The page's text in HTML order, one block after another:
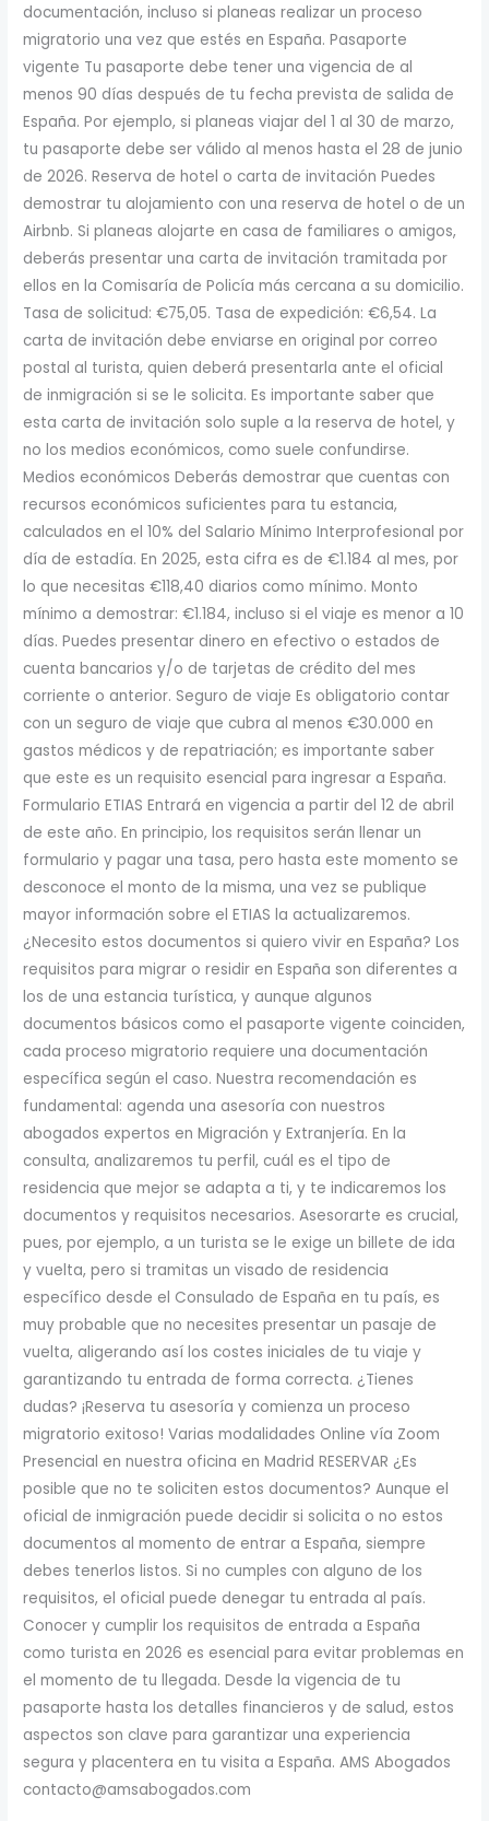
documentación, incluso si planeas realizar un proceso
migratorio una vez que estés en España. Pasaporte
vigente Tu pasaporte debe tener una vigencia de al
menos 90 días después de tu fecha prevista de salida de
España. Por ejemplo, si planeas viajar del 1 al 30 de marzo,
tu pasaporte debe ser válido al menos hasta el 28 de junio
de 2026. Reserva de hotel o carta de invitación Puedes
demostrar tu alojamiento con una reserva de hotel o de un
Airbnb. Si planeas alojarte en casa de familiares o amigos,
deberás presentar una carta de invitación tramitada por
ellos en la Comisaría de Policía más cercana a su domicilio.
Tasa de solicitud: €75,05. Tasa de expedición: €6,54. La
carta de invitación debe enviarse en original por correo
postal al turista, quien deberá presentarla ante el oficial
de inmigración si se le solicita. Es importante saber que
esta carta de invitación solo suple a la reserva de hotel, y
no los medios económicos, como suele confundirse.
Medios económicos Deberás demostrar que cuentas con
recursos económicos suficientes para tu estancia,
calculados en el 10% del Salario Mínimo Interprofesional por
día de estadía. En 2025, esta cifra es de €1.184 al mes, por
lo que necesitas €118,40 diarios como mínimo. Monto
mínimo a demostrar: €1.184, incluso si el viaje es menor a 10
días. Puedes presentar dinero en efectivo o estados de
cuenta bancarios y/o de tarjetas de crédito del mes
corriente o anterior. Seguro de viaje Es obligatorio contar
con un seguro de viaje que cubra al menos €30.000 en
gastos médicos y de repatriación; es importante saber
que este es un requisito esencial para ingresar a España.
Formulario ETIAS Entrará en vigencia a partir del 12 de abril
de este año. En principio, los requisitos serán llenar un
formulario y pagar una tasa, pero hasta este momento se
desconoce el monto de la misma, una vez se publique
mayor información sobre el ETIAS la actualizaremos.
¿Necesito estos documentos si quiero vivir en España? Los
requisitos para migrar o residir en España son diferentes a
los de una estancia turística, y aunque algunos
documentos básicos como el pasaporte vigente coinciden,
cada proceso migratorio requiere una documentación
específica según el caso. Nuestra recomendación es
fundamental: agenda una asesoría con nuestros
abogados expertos en Migración y Extranjería. En la
consulta, analizaremos tu perfil, cuál es el tipo de
residencia que mejor se adapta a ti, y te indicaremos los
documentos y requisitos necesarios. Asesorarte es crucial,
pues, por ejemplo, a un turista se le exige un billete de ida
y vuelta, pero si tramitas un visado de residencia
específico desde el Consulado de España en tu país, es
muy probable que no necesites presentar un pasaje de
vuelta, aligerando así los costes iniciales de tu viaje y
garantizando tu entrada de forma correcta. ¿Tienes
dudas? ¡Reserva tu asesoría y comienza un proceso
migratorio exitoso! Varias modalidades Online vía Zoom
Presencial en nuestra oficina en Madrid RESERVAR ¿Es
posible que no te soliciten estos documentos? Aunque el
oficial de inmigración puede decidir si solicita o no estos
documentos al momento de entrar a España, siempre
debes tenerlos listos. Si no cumples con alguno de los
requisitos, el oficial puede denegar tu entrada al país.
Conocer y cumplir los requisitos de entrada a España
como turista en 2026 es esencial para evitar problemas en
el momento de tu llegada. Desde la vigencia de tu
pasaporte hasta los detalles financieros y de salud, estos
aspectos son clave para garantizar una experiencia
segura y placentera en tu visita a España. AMS Abogados
contacto@amsabogados.com